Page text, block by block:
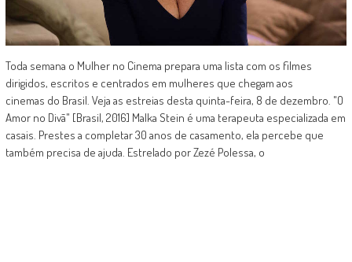
Toda semana o Mulher no Cinema prepara uma lista com os filmes
dirigidos, escritos e centrados em mulheres que chegam aos
cinemas do Brasil. Veja as estreias desta quinta-feira, 8 de dezembro. "O
Amor no Divã" [Brasil, 2016] Malka Stein é uma terapeuta especializada em
casais. Prestes a completar 30 anos de casamento, ela percebe que
também precisa de ajuda. Estrelado por Zezé Polessa, o